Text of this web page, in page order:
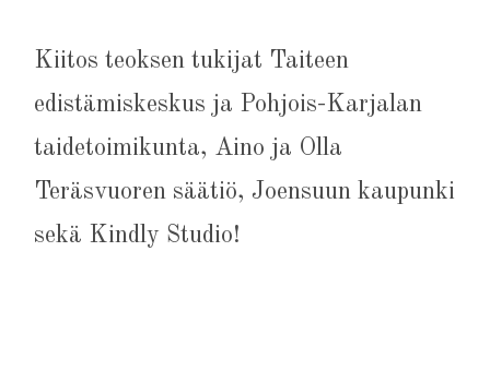
Kiitos teoksen tukijat Taiteen
edistämiskeskus ja Pohjois-Karjalan
taidetoimikunta, Aino ja Olla
Teräsvuoren säätiö, Joensuun kaupunki
sekä Kindly Studio!